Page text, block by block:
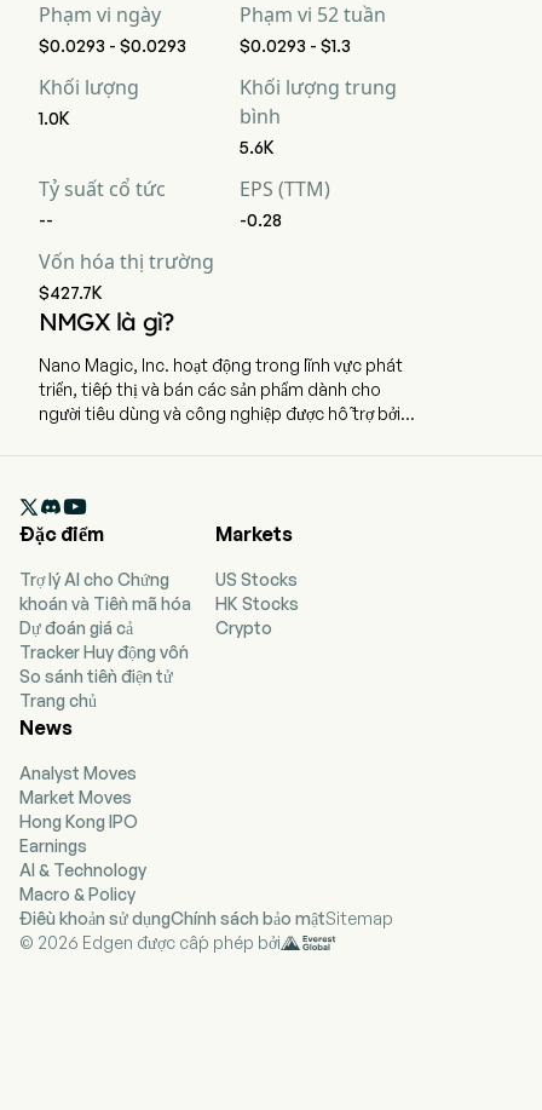
Phạm vi ngày
$0.0293 - $0.0293
Phạm vi 52 tuần
$0.0293 - $1.3
Khối lượng
1.0K
Khối lượng trung
bình
5.6K
Tỷ suất cổ tức
--
EPS (TTM)
-0.28
Vốn hóa thị trường
$427.7K
NMGX là gì?
Nano Magic, Inc. hoạt động trong lĩnh vực phát
triển, tiếp thị và bán các sản phẩm dành cho
người tiêu dùng và công nghiệp được hỗ trợ bởi
các chất làm sạch và lớp phủ cho ống kính và màn
hình, dung dịch chống mờ sương, các loại chất
bán trực tiếp cho người tiêu dùng cũng như tại
các cửa hàng bán lẻ lớn. Công ty cũng bán các
sản phẩm làm sạch và lớp phủ mang nhãn hiệu
công ty và nhãn hiệu riêng cho các kênh quang
học, an toàn và công nghiệp. Công ty sở hữu
nhiều nền tảng công nghệ sản phẩm nhằm giải
quyết các vấn đề thường gặp trên bề mặt như việc
sương, ngăn cản sự tích tụ của bụi bẩn, cải thiện
khả năng chống trầy xước và mài mòn cũng như
bảo vệ bề mặt. Các sản phẩm xử lý bề mặt của
công ty bao gồm các công thức dạng lỏng và
khăn lau được đóng gói để bán lẻ cho người tiêu
dùng nhằm làm sạch và bảo vệ các bề mặt trong
suốt, các công thức dạng lỏng và khăn lau chống
mờ sương, cùng các lớp phủ chống trầy và chống

Đặc điểm
Trợ lý AI cho Chứng
khoán và Tiền mã hóa
Dự đoán giá cả
Tracker Huy động vốn
So sánh tiền điện tử
Trang chủ
Markets
US Stocks
HK Stocks
Crypto
News
Analyst Moves
Market Moves
Hong Kong IPO
Earnings
AI & Technology
Macro & Policy
Điều khoản sử dụngChính sách bảo mậtSitemap
© 2026 Edgen được cấp phép bởi